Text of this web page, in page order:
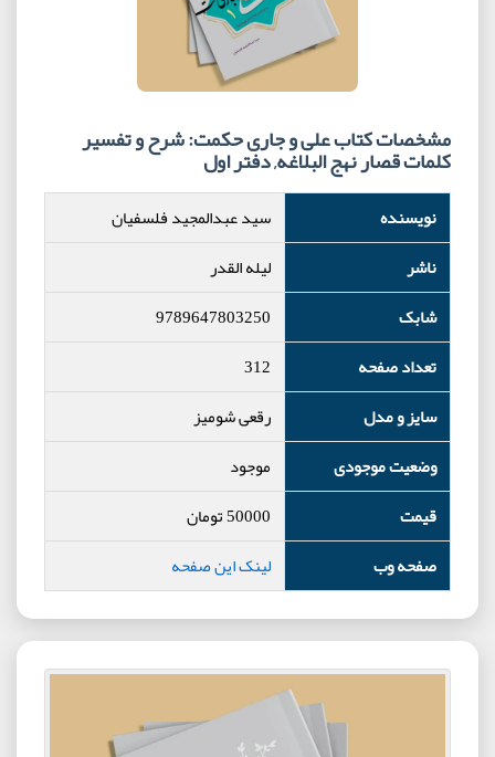
مشخصات کتاب علی و جاری حکمت: شرح و تفسیر
کلمات قصار نهج البلاغه, دفتر اول
نویسنده
سید عبدالمجید فلسفیان
ناشر
لیله القدر
شابک
9789647803250
تعداد صفحه
312
سایز و مدل
رقعی شومیز
وضعیت موجودی
موجود
قیمت
50000تومان
صفحه وب
لینک این صفحه